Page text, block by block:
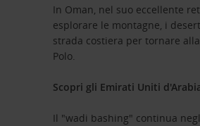
In Oman, nel suo eccellente
esplorare le montagne, i
strada costiera per tornare
Polo.
Scopri gli Emirati Uniti
Il "wadi bashing" continua